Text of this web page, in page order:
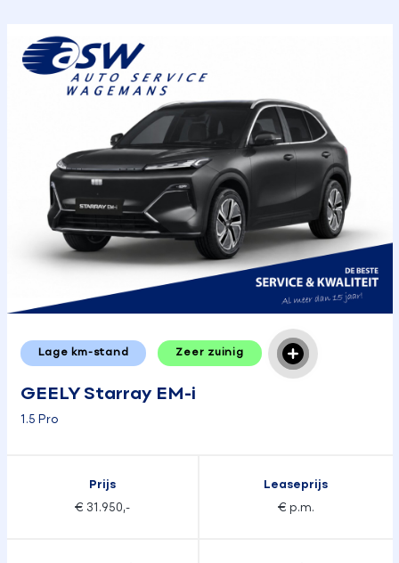
Lage km-stand Zeer zuinig
GEELY Starray EM-i
1.5 Pro
Prijs
€ 31.950,-
Leaseprijs
€ p.m.